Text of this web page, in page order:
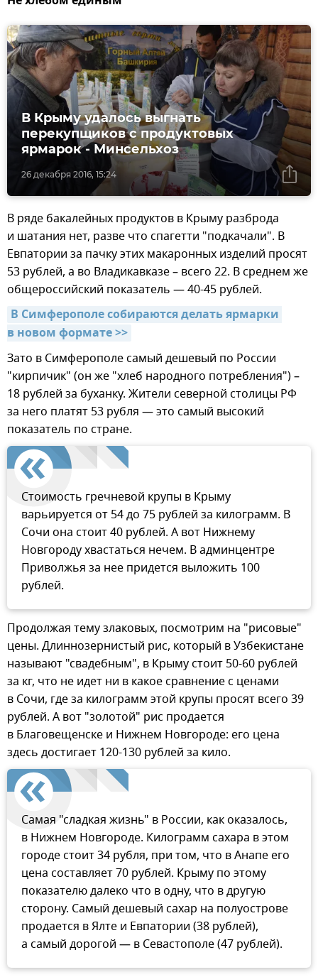
26 декабря 2016, 15:24
В Крыму удалось выгнать
перекупщиков с продуктовых
ярмарок - Минсельхоз
В ряде бакалейных продуктов в Крыму разброда
и шатания нет, разве что спагетти "подкачали". В
Евпатории за пачку этих макаронных изделий просят
53 рублей, а во Владикавказе – всего 22. В среднем же
общероссийский показатель — 40-45 рублей.
В Симферополе собираются делать ярмарки
в новом формате >>
Зато в Симферополе самый дешевый по России
"кирпичик" (он же "хлеб народного потребления") –
18 рублей за буханку. Жители северной столицы РФ
за него платят 53 рубля — это самый высокий
показатель по стране.
Стоимость гречневой крупы в Крыму
варьируется от 54 до 75 рублей за килограмм. В
Сочи она стоит 40 рублей. А вот Нижнему
Новгороду хвастаться нечем. В админцентре
Приволжья за нее придется выложить 100
рублей.
Продолжая тему злаковых, посмотрим на "рисовые"
цены. Длиннозернистый рис, который в Узбекистане
называют "свадебным", в Крыму стоит 50-60 рублей
за кг, что не идет ни в какое сравнение с ценами
в Сочи, где за килограмм этой крупы просят всего 39
рублей. А вот "золотой" рис продается
в Благовещенске и Нижнем Новгороде: его цена
здесь достигает 120-130 рублей за кило.
Самая "сладкая жизнь" в России, как оказалось,
в Нижнем Новгороде. Килограмм сахара в этом
городе стоит 34 рубля, при том, что в Анапе его
цена составляет 70 рублей. Крыму по этому
показателю далеко что в одну, что в другую
сторону. Самый дешевый сахар на полуострове
продается в Ялте и Евпатории (38 рублей),
а самый дорогой — в Севастополе (47 рублей).